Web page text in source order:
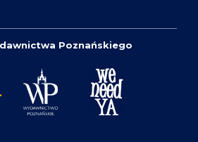
Poznańskiego